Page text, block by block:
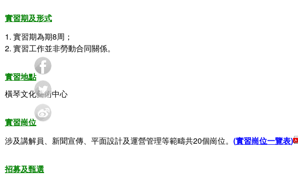
實習期及形式
1. 實習期為期8周；
2. 實習工作並非勞動合同關係。
實習地點
橫琴文化藝術中心
實習崗位
涉及講解員、新聞宣傳、平面設計及運營管理等範疇共20個崗位。 (實習崗位一覽表)
招募及甄選